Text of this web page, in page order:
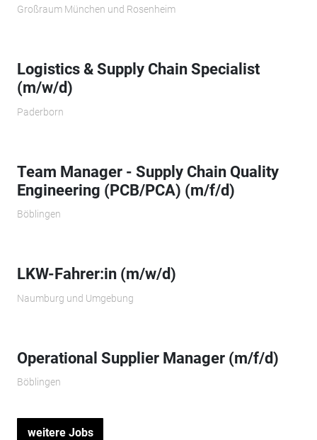
Großraum München und Rosenheim
Logistics & Supply Chain Specialist
(m/w/d)
Paderborn
Team Manager - Supply Chain Quality
Engineering (PCB/PCA) (m/f/d)
Böblingen
LKW-Fahrer:in (m/w/d)
Naumburg und Umgebung
Operational Supplier Manager (m/f/d)
Böblingen
weitere Jobs